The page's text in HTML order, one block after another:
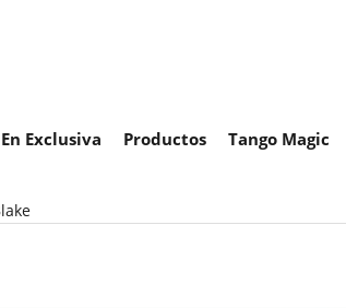
En Exclusiva Productos Tango Magic